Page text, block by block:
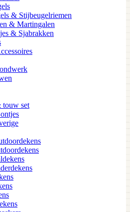
& Stijbeugelriemen
& Martingalen
& Sjabrakken
touw set